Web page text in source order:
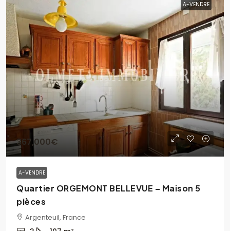
A-VENDRE
367,000€
A-VENDRE
Quartier ORGEMONT BELLEVUE – Maison 5
pièces
Argenteuil, France